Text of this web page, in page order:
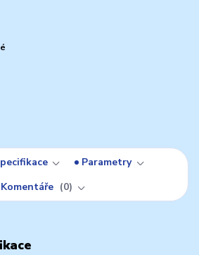
Parametry
Komentáře
0